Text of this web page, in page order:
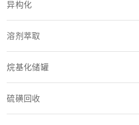
异构化
溶剂萃取
烷基化储罐
硫磺回收